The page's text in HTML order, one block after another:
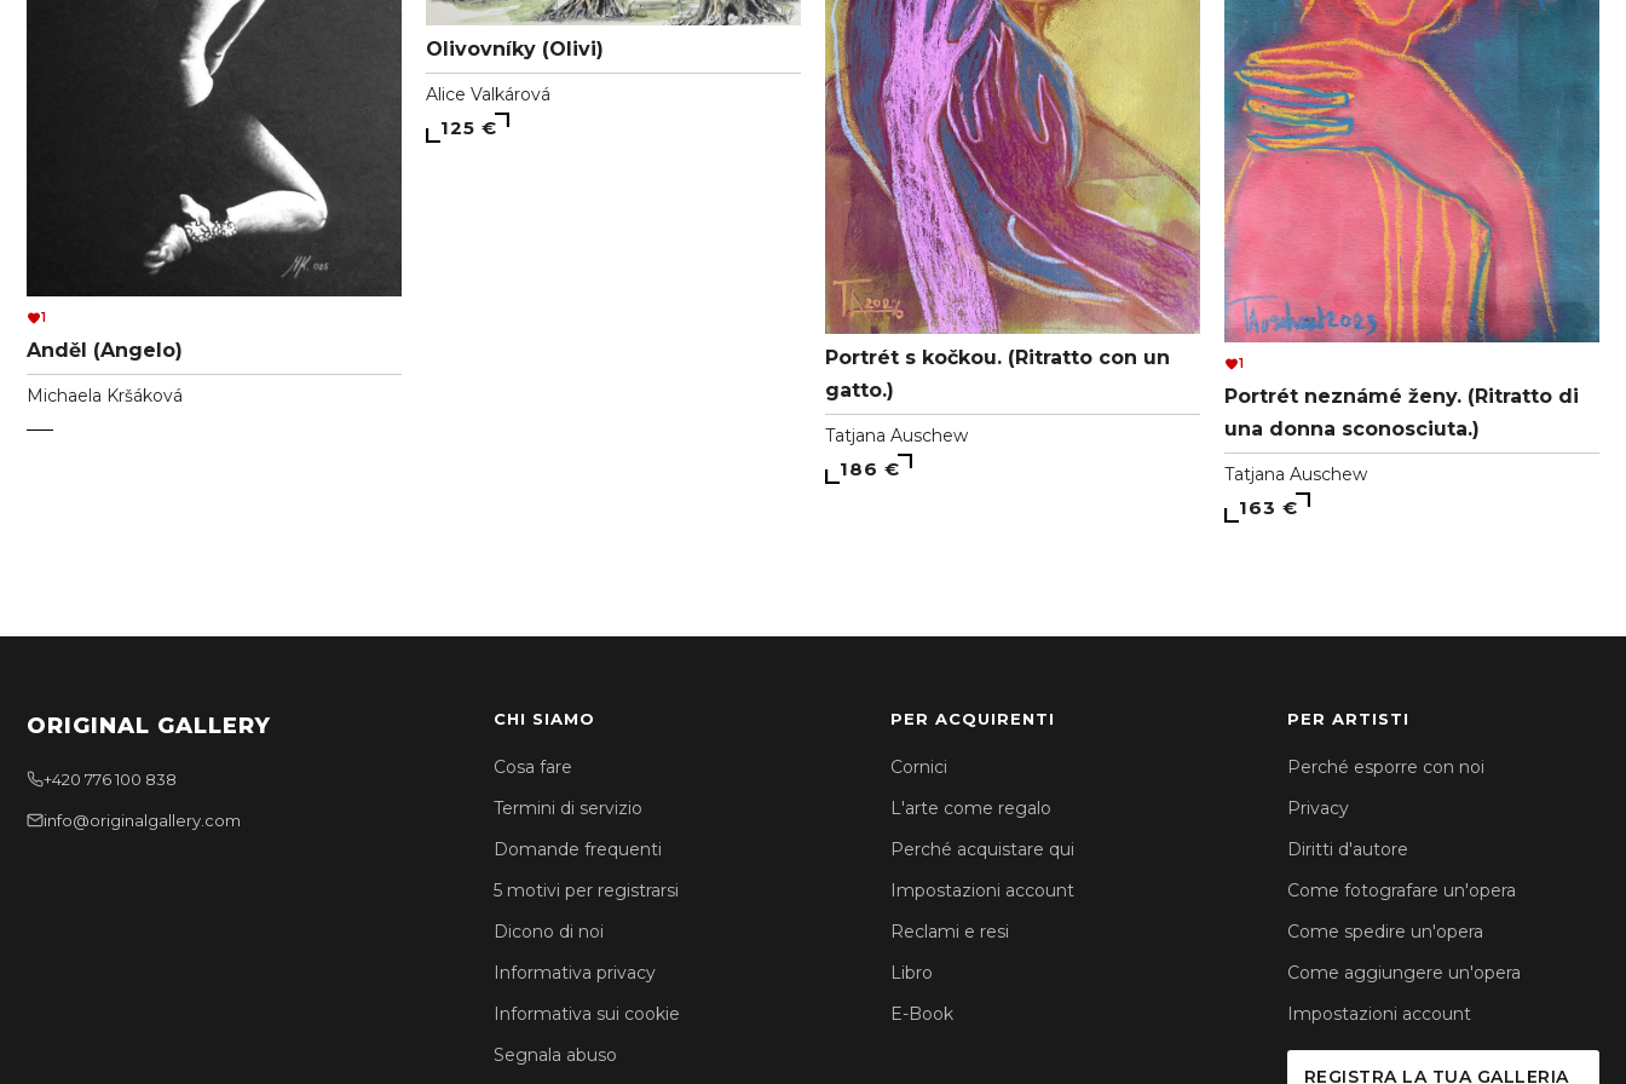
1
Anděl (Angelo)
Michaela Kršáková
Olivovníky (Olivi)
Alice Valkárová
125 €
Portrét s kočkou. (Ritratto con un
gatto.)
Tatjana Auschew
186 €
1
Portrét neznámé ženy. (Ritratto di
una donna sconosciuta.)
Tatjana Auschew
163 €
ORIGINAL GALLERY
+420 776 100 838
info@originalgallery.com
CHI SIAMO
Cosa fare
Termini di servizio
Domande frequenti
5 motivi per registrarsi
Dicono di noi
Informativa privacy
Informativa sui cookie
Segnala abuso
PER ACQUIRENTI
Cornici
L'arte come regalo
Perché acquistare qui
Impostazioni account
Reclami e resi
Libro
E-Book
PER ARTISTI
Perché esporre con noi
Privacy
Diritti d'autore
Come fotografare un'opera
Come spedire un'opera
Come aggiungere un'opera
Impostazioni account
REGISTRA LA TUA GALLERIA